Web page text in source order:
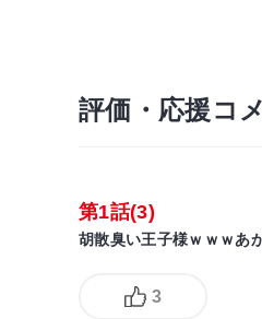
評価・応援コ
第1話(3)
胡散臭い王子様ｗｗｗあ
3